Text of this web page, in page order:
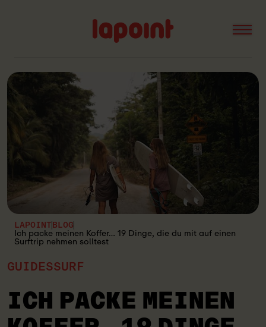
Lapoint
LAPOINT BLOG
Ich packe meinen Koffer… 19 Dinge, die du mit auf einen
Surftrip nehmen solltest
GUIDESSURF
ICH PACKE MEINEN